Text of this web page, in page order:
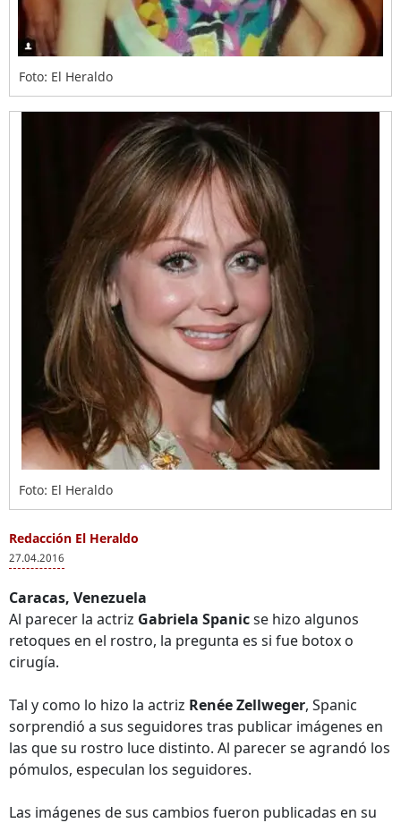
Foto: El Heraldo
Foto: El Heraldo
Redacción El Heraldo
27.04.2016
Caracas, Venezuela
Al parecer la actriz Gabriela Spanicse hizo algunos
retoques en el rostro, la pregunta es si fue botox o
cirugía.
Tal y como lo hizo la actriz Renée Zellweger, Spanic
sorprendió a sus seguidores tras publicar imágenes en
las que su rostro luce distinto. Al parecer se agrandó los
pómulos, especulan los seguidores.
Las imágenes de sus cambios fueron publicadas en su